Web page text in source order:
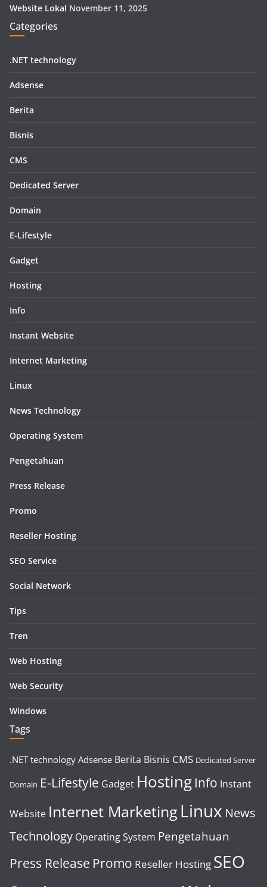
Website Lokal November 11, 2025
Categories
.NET technology
Adsense
Berita
Bisnis
CMS
Dedicated Server
Domain
E-Lifestyle
Gadget
Hosting
Info
Instant Website
Internet Marketing
Linux
News Technology
Operating System
Pengetahuan
Press Release
Promo
Reseller Hosting
SEO Service
Social Network
Tips
Tren
Web Hosting
Web Security
Windows
Tags
.NET technology Adsense Berita Bisnis CMS Dedicated Server
Domain E-Lifestyle Gadget Hosting Info Instant
Website Internet Marketing Linux News
Technology Operating System Pengetahuan
Press Release Promo Reseller Hosting SEO